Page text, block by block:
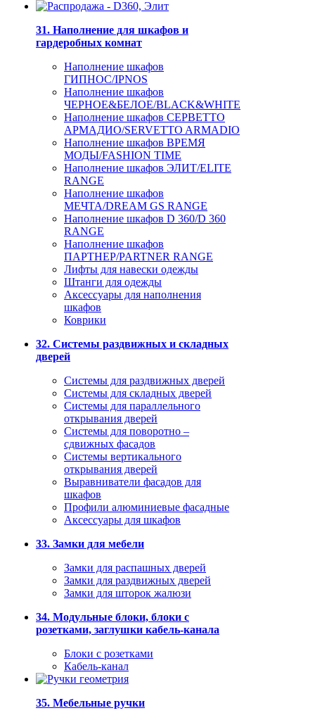
31. Наполнение для шкафов и
гардеробных комнат
Наполнение шкафов
ГИПНОС/IPNOS
Наполнение шкафов
ЧЕРНОЕ&БЕЛОЕ/BLACK&WHITE
Наполнение шкафов СЕРВЕТТО
АРМАДИО/SERVETTO ARMADIO
Наполнение шкафов ВРЕМЯ
МОДЫ/FASHION TIME
Наполнение шкафов ЭЛИТ/ELITE
RANGE
Наполнение шкафов
МЕЧТА/DREAM GS RANGE
Наполнение шкафов D 360/D 360
RANGE
Наполнение шкафов
ПАРТНЕР/PARTNER RANGE
Лифты для навески одежды
Штанги для одежды
Аксессуары для наполнения
шкафов
Коврики
32. Системы раздвижных и складных
дверей
Системы для раздвижных дверей
Системы для складных дверей
Системы для параллельного
открывания дверей
Системы для поворотно –
сдвижных фасадов
Системы вертикального
открывания дверей
Выравниватели фасадов для
шкафов
Профили алюминиевые фасадные
Аксессуары для шкафов
33. Замки для мебели
Замки для распашных дверей
Замки для раздвижных дверей
Замки для шторок жалюзи
34. Модульные блоки, блоки с
розетками, заглушки кабель-канала
Блоки с розетками
Кабель-канал
35. Мебельные ручки